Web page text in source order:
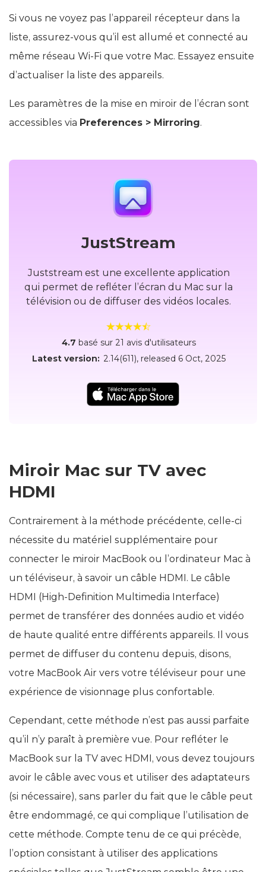
Si vous ne voyez pas l’appareil récepteur dans la
liste, assurez-vous qu’il est allumé et connecté au
même réseau Wi-Fi que votre Mac. Essayez ensuite
d’actualiser la liste des appareils.
Les paramètres de la mise en miroir de l’écran sont
accessibles via Preferences > Mirroring.
JustStream
Juststream est une excellente application
qui permet de refléter l’écran du Mac sur la
télévision ou de diffuser des vidéos locales.
4.7 basé sur 21 avis d'utilisateurs
Latest version: 2.14(611), released 6 Oct, 2025
Miroir Mac sur TV avec
HDMI
Contrairement à la méthode précédente, celle-ci
nécessite du matériel supplémentaire pour
connecter le miroir MacBook ou l’ordinateur Mac à
un téléviseur, à savoir un câble HDMI. Le câble
HDMI (High-Definition Multimedia Interface)
permet de transférer des données audio et vidéo
de haute qualité entre différents appareils. Il vous
permet de diffuser du contenu depuis, disons,
votre MacBook Air vers votre téléviseur pour une
expérience de visionnage plus confortable.
Cependant, cette méthode n’est pas aussi parfaite
qu’il n’y paraît à première vue. Pour refléter le
MacBook sur la TV avec HDMI, vous devez toujours
avoir le câble avec vous et utiliser des adaptateurs
(si nécessaire), sans parler du fait que le câble peut
être endommagé, ce qui complique l’utilisation de
cette méthode. Compte tenu de ce qui précède,
l’option consistant à utiliser des applications